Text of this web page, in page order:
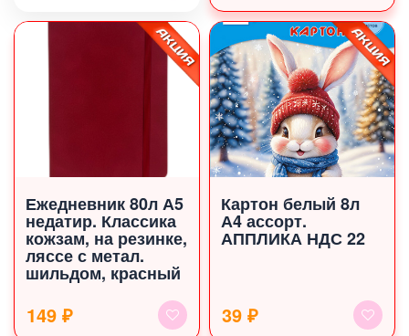
Ежедневник 80л А5
недатир. Классика
кожзам, на резинке,
ляссе с метал.
шильдом, красный
149 ₽
Картон белый 8л
А4 ассорт.
АППЛИКА НДС 22
39 ₽